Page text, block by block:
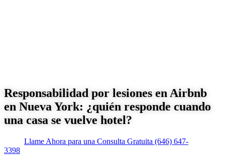
Responsabilidad por lesiones en Airbnb
en Nueva York: ¿quién responde cuando
una casa se vuelve hotel?
Llame Ahora para una Consulta Gratuita (646) 647-
3398